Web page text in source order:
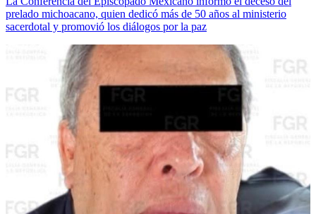
prelado michoacano, quien dedicó más de 50 años al ministerio
sacerdotal y promovió los diálogos por la paz